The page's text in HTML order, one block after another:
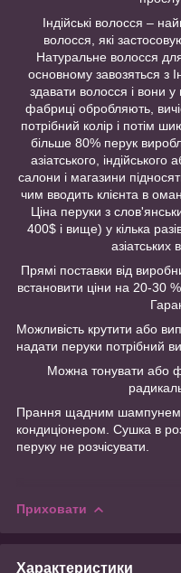
Індійські волосся –
волосся, які
Натуральне волосся
основному завозяться з
здавати волосся і вони
фабриці обробляють,
потрібний колір і потім
більше 80% перук
азіатського,
салони і магазини
чим вводить клієнта в
Ціна перуки з
400$ і вище) у кілька
азіатських
Прямі поставки від
встановити ціни на 20-30
Можливість крутити або
надати перуки потрібний
Можна тонувати або
Прання щадним шампунем.
кондиціонером. Сушка в
перуку не розчісувати.
Приховати
Характеристики